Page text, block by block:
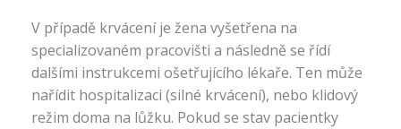
V případě krvácení je žena vyšetřena na
specializovaném pracovišti a následně se řídí
dalšími instrukcemi ošetřujícího lékaře. Ten může
nařídit hospitalizaci (silné krvácení), nebo klidový
režim doma na lůžku. Pokud se stav pacientky